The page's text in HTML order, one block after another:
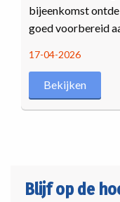
bijeenkomst
goed voorbereid
17-04-2026
Bekijken
Blijf op de